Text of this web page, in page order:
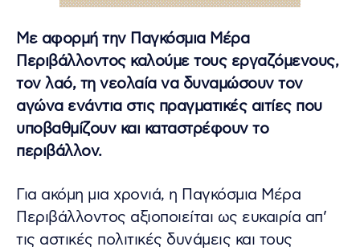
Με αφορμή την Παγκόσμια Μέρα
Περιβάλλοντος καλούμε τους εργαζόμενους,
τον λαό, τη νεολαία να δυναμώσουν τον
αγώνα ενάντια στις πραγματικές αιτίες που
υποβαθμίζουν και καταστρέφουν το
περιβάλλον.
Για ακόμη μια χρονιά, η Παγκόσμια Μέρα
Περιβάλλοντος αξιοποιείται ως ευκαιρία απ’
τις αστικές πολιτικές δυνάμεις και τους